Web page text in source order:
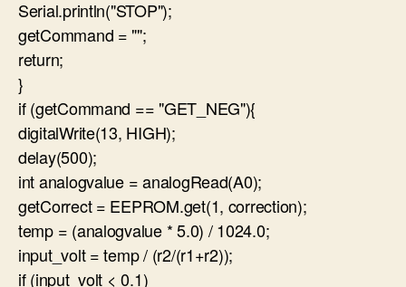
Serial.println("STOP");
getCommand = "";
return;
}
if (getCommand == "GET_NEG"){
digitalWrite(13, HIGH);
delay(500);
int analogvalue = analogRead(A0);
getCorrect = EEPROM.get(1, correction);
temp = (analogvalue * 5.0) / 1024.0;
input_volt = temp / (r2/(r1+r2));
if (input_volt < 0.1)